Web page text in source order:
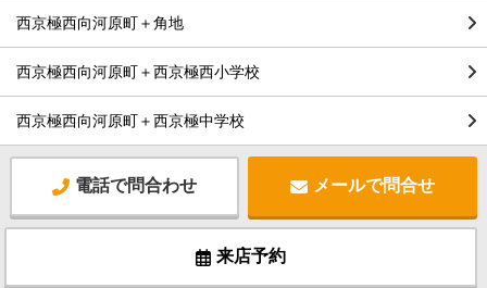
西京極西向河原町＋角地
西京極西向河原町＋西京極西小学校
西京極西向河原町＋西京極中学校
電話で問合わせ メールで問合せ
来店予約